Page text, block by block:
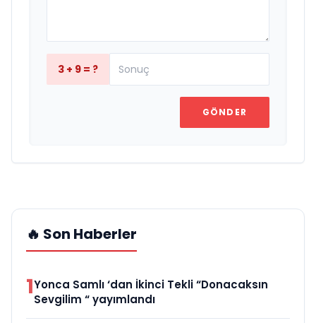
3 + 9 = ?
GÖNDER
🔥 Son Haberler
1Yonca Samlı ‘dan İkinci Tekli “Donacaksın
Sevgilim “ yayımlandı